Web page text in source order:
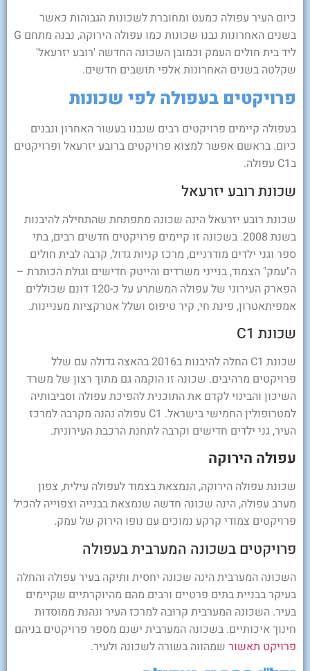
כיום העיר עפולה כמעט ומחוברת לשכונות הגבוהות כאשר
בשנים האחרונות נבנו שכונות כמו עפולה הירוקה, נבנה מתחם G
ליד בית חולים העמק וכמובן השכונה החדשה 'רובע יזרעאל'
שקלטה בשנים האחרונות אלפי תושבים חדשים.
פרויקטים בעפולה לפי שכונות
בעפולה קיימים פרויקטים רבים שנבנו בעשור האחרון ונבנים
כיום. בראשם אפשר למצוא פרויקטים ברובע יזרעאל ופרויקטים
בC1 עפולה.
שכונת רובע יזרעאל
שכונת רובע יזרעאל הינה שכונה מתפתחת שהתחילה להיבנות
בשנת 2008. בשכונה זו קיימים פרויקטים חדשים רבים, בתי
ספר וגני ילדים מודרניים, מרכז קניות גדול, קרבה לבית חולים
ה"עמק" הצמוד, בנייני משרדים והייטק חדישים וגולת הכותרת –
הפארק העירוני של עפולה המשתרע על כ-120 דונם שכוללים
אמפיתאטרון, פינת חי, קיר טיפוס ושלל אטרקציות מעניינות.
שכונת C1
שכונת C1 החלה להיבנות ב2016 בהאצה גדולה עם שלל
פרויקטים מרהיבים. שכונה זו הוקמה גם מתוך רצון של משרד
השיכון והבינוי לקדם את התוכנית להפיכת עפולה וסביבותיה
למטרופולין החמישי בישראל. C1 עפולה נהנה מקרבה למרכז
העיר, גני ילדים חדישים וקרבה לתחנת הרכבת העירונית.
עפולה הירוקה
שכונת עפולה הירוקה, הנמצאת בצמוד לעפולה עילית, צפון
מערב עפולה, הינה שכונה חדשה שנמצאת בבנייה וצפוייה להכיל
פרויקטים צמודי קרקע נמוכים עם נופו הירוק של עמק.
פרויקטים בשכונה המערבית בעפולה
השכונה המערבית הינה שכונה יחסית ותיקה בעיר עפולה והחלה
בעיקר בבניית בתים פרטיים ורבים מהם מהיוקרתיים שקיימים
בעיר. השכונה המערבית קרובה למרכז העיר ונהנת ממוסדות
חינוך איכותיים. בשכונה המערבית ישנם מספר פרויקטים בניהם
פרויקט תאשור שמהווה בשורה לשכונה ולעיר.